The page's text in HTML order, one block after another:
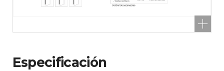
Especificación